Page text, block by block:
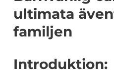
ultimata
familjen
Introduktion: